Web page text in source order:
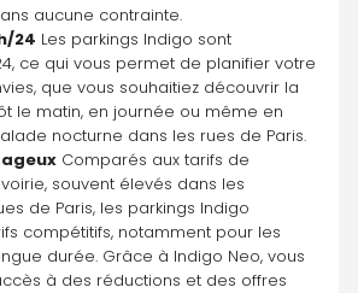
aucune contrainte.
24 Les parkings Indigo sont
ce qui vous permet de planifier votre
que vous souhaitiez découvrir la
le matin, en journée ou même en
nocturne dans les rues de Paris.
Comparés aux tarifs de
souvent élevés dans les
de Paris, les parkings Indigo
compétitifs, notamment pour les
durée. Grâce à Indigo Neo, vous
à des réductions et des offres